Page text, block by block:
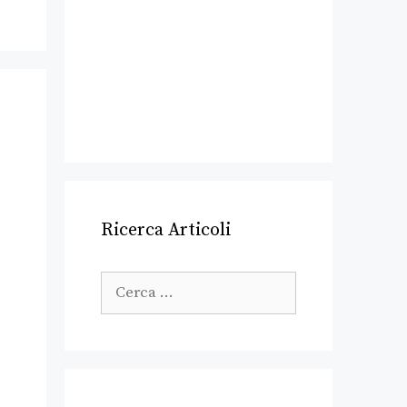
Ricerca Articoli